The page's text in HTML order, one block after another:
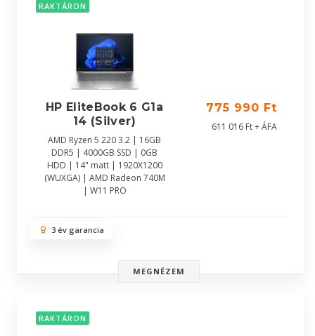
RAKTÁRON
HP EliteBook 6 G1a
14 (Silver)
AMD Ryzen 5 220 3.2 | 16GB
DDR5 | 4000GB SSD | 0GB
HDD | 14" matt | 1920X1200
(WUXGA) | AMD Radeon 740M
| W11 PRO
775 990 Ft
611 016 Ft + ÁFA
3 év garancia
MEGNÉZEM
RAKTÁRON